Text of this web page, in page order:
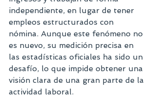
independiente, en lugar de tener
empleos estructurados con
nómina. Aunque este fenómeno no
es nuevo, su medición precisa en
las estadísticas oficiales ha sido un
desafío, lo que impide obtener una
visión clara de una gran parte de la
actividad laboral.